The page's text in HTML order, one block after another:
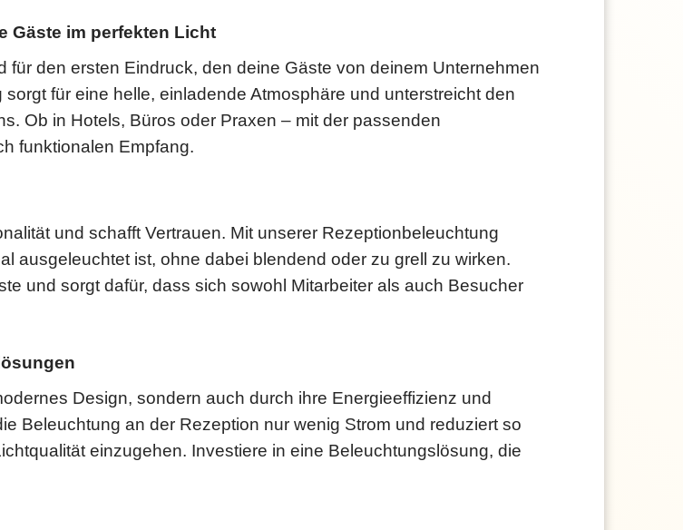
Gäste im perfekten Licht
den ersten Eindruck, den deine Gäste von deinem Unternehmen
für eine helle, einladende Atmosphäre und unterstreicht den
Ob in Hotels, Büros oder Praxen – mit der passenden
funktionalen Empfang.
und schafft Vertrauen. Mit unserer Rezeptionbeleuchtung
ausgeleuchtet ist, ohne dabei blendend oder zu grell zu wirken.
und sorgt dafür, dass sich sowohl Mitarbeiter als auch Besucher
Design, sondern auch durch ihre Energieeffizienz und
Beleuchtung an der Rezeption nur wenig Strom und reduziert so
einzugehen. Investiere in eine Beleuchtungslösung, die